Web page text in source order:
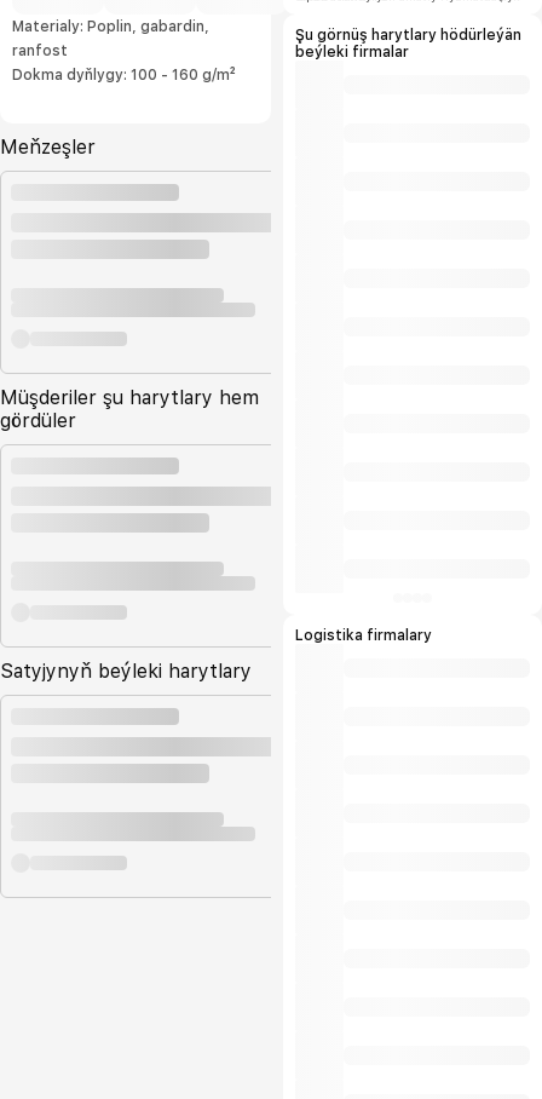
Materialy: Poplin, gabardin,
ranfost
Dokma dyňlygy: 100 - 160 g/m²
Meňzeşler
Müşderiler şu harytlary hem
gördüler
Satyjynyň beýleki harytlary
Şu görnüş harytlary hödürleýän
beýleki firmalar
Logistika firmalary